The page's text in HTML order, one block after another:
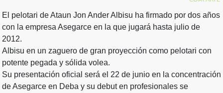
El pelotari de Ataun Jon Ander Albisu ha firmado por dos años
con la empresa Asegarce en la que jugará hasta julio de
2012.
Albisu en un zaguero de gran proyección como pelotari con
potente pegada y sólida volea.
Su presentación oficial será el 22 de junio en la concentración
de Asegarce en Deba y su debut en profesionales se